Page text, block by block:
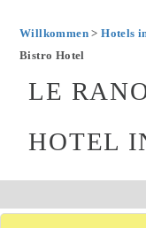
Willkommen>Hotels
Bistro Hotel
LE
HOTEL